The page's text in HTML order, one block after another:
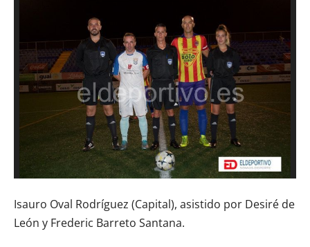
Isauro Oval Rodríguez (Capital), asistido por Desiré de
León y Frederic Barreto Santana.